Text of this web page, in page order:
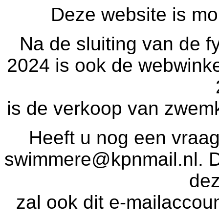
Deze website is
Na de sluiting van de
2024 is ook de
is de verkoop van
Heeft u nog een
swimmere@kpnmail.nl.
zal ook dit e-